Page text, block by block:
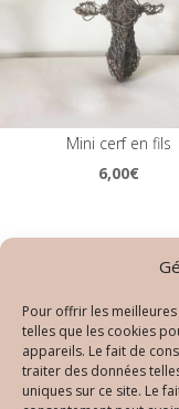
Pour offrir les
telles que les cookies
appareils. Le fait de
traiter des données
uniques sur ce site. Le
Mini cerf en fils
6,00€